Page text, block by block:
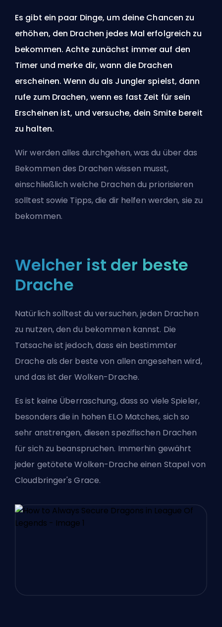
Es gibt ein paar Dinge, um deine Chancen zu
erhöhen, den Drachen jedes Mal erfolgreich zu
bekommen. Achte zunächst immer auf den
Timer und merke dir, wann die Drachen
erscheinen. Wenn du als Jungler spielst, dann
rufe zum Drachen, wenn es fast Zeit für sein
Erscheinen ist, und versuche, dein Smite bereit
zu halten.
Wir werden alles durchgehen, was du über das
Bekommen des Drachen wissen musst,
einschließlich welche Drachen du priorisieren
solltest sowie Tipps, die dir helfen werden, sie zu
bekommen.
Welcher ist der beste
Drache
Natürlich solltest du versuchen, jeden Drachen
zu nutzen, den du bekommen kannst. Die
Tatsache ist jedoch, dass ein bestimmter
Drache als der beste von allen angesehen wird,
und das ist der Wolken-Drache.
Es ist keine Überraschung, dass so viele Spieler,
besonders die in hohen ELO Matches, sich so
sehr anstrengen, diesen spezifischen Drachen
für sich zu beanspruchen. Immerhin gewährt
jeder getötete Wolken-Drache einen Stapel von
Cloudbringer's Grace.